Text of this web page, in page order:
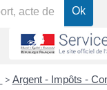
> Argent - Impôts -